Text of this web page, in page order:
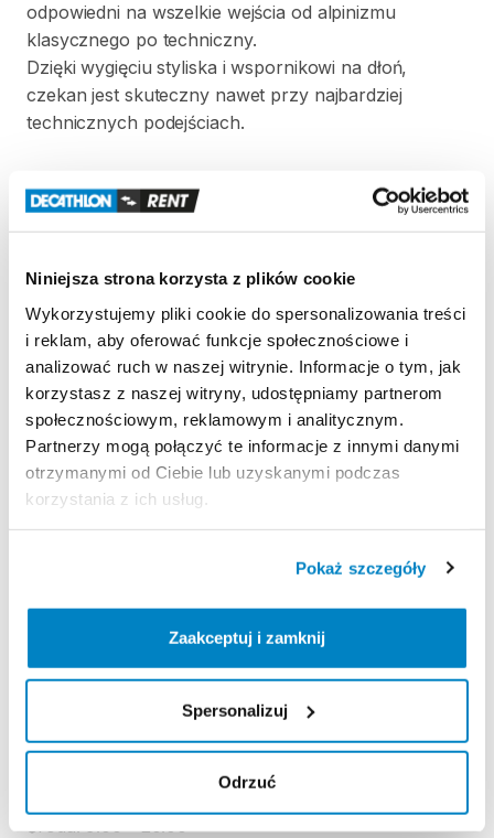
Niniejsza strona korzysta z plików cookie
Wykorzystujemy pliki cookie do spersonalizowania treści
i reklam, aby oferować funkcje społecznościowe i
analizować ruch w naszej witrynie. Informacje o tym, jak
korzystasz z naszej witryny, udostępniamy partnerom
społecznościowym, reklamowym i analitycznym.
Partnerzy mogą połączyć te informacje z innymi danymi
otrzymanymi od Ciebie lub uzyskanymi podczas
korzystania z ich usług.
Pokaż szczegóły
Zaakceptuj i zamknij
Spersonalizuj
Odrzuć
odpowiedni na wszelkie wejścia od alpinizmu
klasycznego po techniczny.
Dzięki wygięciu styliska i wspornikowi na dłoń​,​
czekan jest skuteczny nawet przy najbardziej
technicznych podejściach.
13089:2011 + A1:2015; 1.
Strona produktu w sklepie
Zasady wypożyczenia
REGULAMIN
Regulamin wypożyczalni
Poniedziałek: 9:00 - 20:00
Środa: 9:00 - 20:00